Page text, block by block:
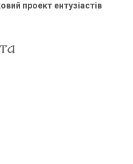
проект ентузіастів